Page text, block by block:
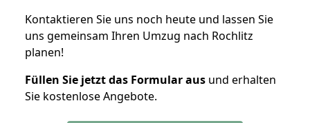
Kontaktieren Sie uns noch heute und lassen Sie
uns gemeinsam Ihren Umzug nach Rochlitz
planen!
Füllen Sie jetzt das Formular aus und erhalten
Sie kostenlose Angebote.